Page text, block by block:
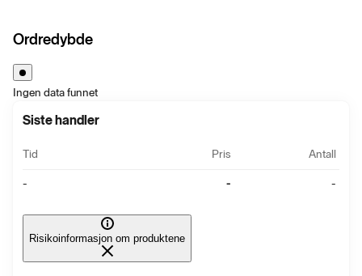
Ordredybde
Ingen data funnet
Siste handler
Tid Pris Antall
- - -
Risikoinformasjon om produktene